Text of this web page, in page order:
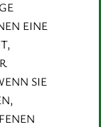
EINE
SIE